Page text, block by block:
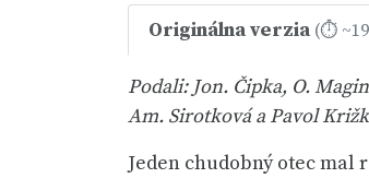
Originálna verzia (⏱
Podali: Jon. Čipka, O.
Am. Sirotková a Pavol
Jeden chudobný otec